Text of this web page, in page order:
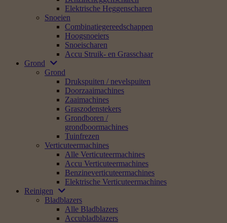
Elektrische Heggenscharen
Snoeien
Combinatiegereedschappen
Hoogsnoeiers
Snoeischaren
Accu Struik- en Grasschaar
Grond
Grond
Drukspuiten / nevelspuiten
Doorzaaimachines
Zaaimachines
Graszodenstekers
Grondboren /
grondboormachines
Tuinfrezen
Verticuteermachines
Alle Verticuteermachines
Accu Verticuteermachines
Benzineverticuteermachines
Elektrische Verticuteermachines
Reinigen
Bladblazers
Alle Bladblazers
Accubladblazers